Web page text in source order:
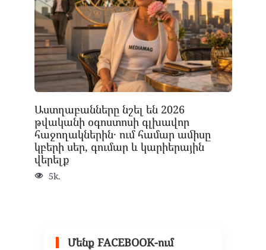
Աստղաբանները նշել են 2026
թվականի օգոստոսի գլխավոր
հաջողակներին․ ում համար ամիսը
կբերի սեր, գումար և կարիերային
վերելք
5k.
Մենք FACEBOOK-ում